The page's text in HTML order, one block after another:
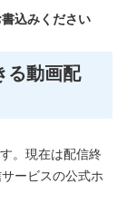
込みください
動画配
。現在は配信終
ービスの公式ホ